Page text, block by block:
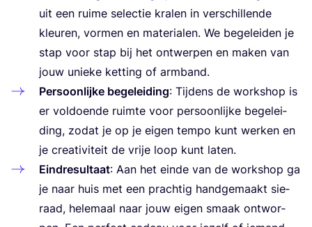
uit een rui­me selec­tie kra­len in ver­schil­len­de
kleu­ren, vor­men en mate­ri­a­len. We bege­lei­den je
stap voor stap bij het ont­wer­pen en maken van
jouw unie­ke ket­ting of armband.
Per­soon­lij­ke bege­lei­ding: Tij­dens de work­shop is
er vol­doen­de ruim­te voor per­soon­lij­ke bege­lei­
ding, zodat je op je eigen tem­po kunt wer­ken en
je cre­a­ti­vi­teit de vrije loop kunt laten.
Eind­re­sul­taat: Aan het ein­de van de work­shop ga
je naar huis met een prach­tig hand­ge­maakt sie­
raad, hele­maal naar jouw eigen smaak ont­wor­